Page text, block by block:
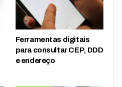
Ferramentas digitais
para consultar CEP, DDD
e endereço